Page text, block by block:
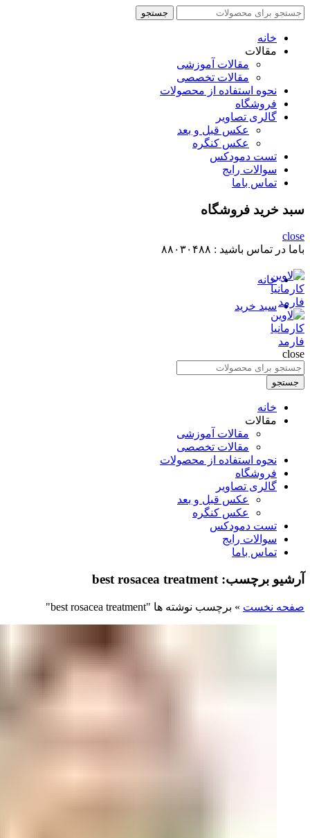
جستجو
جستجو
خانه
مقالات
مقالات آموزشی
مقالات تخصصی
نحوه استفاده از محصولات
فروشگاه
گالری تصاویر
عکس قبل و بعد
عکس کنگره
تست دمودکس
سوالات رایج
تماس باما
سبد خرید فروشگاه
close
باما در تماس باشید : ۸۸۰۳۰۴۸۸
خانه
سبد خرید
close
جستجو
برای
:
جستجو
خانه
مقالات
مقالات آموزشی
مقالات تخصصی
نحوه استفاده از محصولات
فروشگاه
گالری تصاویر
عکس قبل و بعد
عکس کنگره
تست دمودکس
سوالات رایج
تماس باما
آرشیو برچسب: best rosacea treatment
صفحه نخست » برچسب نوشته ها "best rosacea treatment"